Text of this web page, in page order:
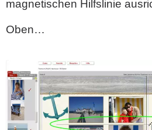
magnetischen Hilfslinie
Oben…